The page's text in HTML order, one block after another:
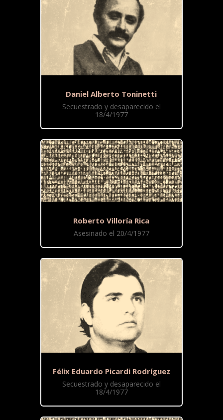
Daniel Alberto Toninetti
Secuestrado y desaparecido el
18/4/1977
Roberto Villoría Rica
Asesinado el 20/4/1977
Félix Eduardo Picardi Rodríguez
Secuestrado y desaparecido el
18/4/1977